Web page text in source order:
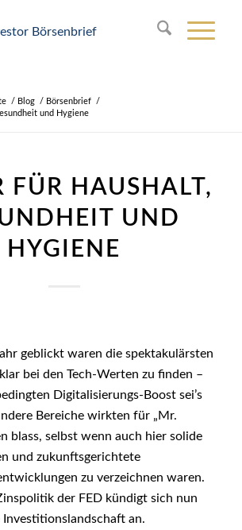
/ Blog / Börsenbrief
/
und Hygiene
FÜR HAUSHALT,
UND
HYGIENE
geblickt waren die spektakulärsten
bei den Tech-Werten zu finden –
Digitalisierungs-Boost sei’s
Bereiche wirkten für „Mr.
blass, selbst wenn auch hier solide
und zukunftsgerichtete
zu verzeichnen waren.
der FED kündigt sich nun
an.